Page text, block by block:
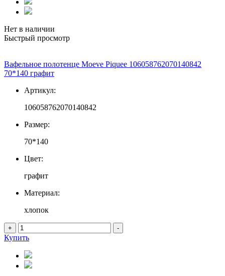
Нет в наличии
Быстрый просмотр
Вафельное полотенце Moeve Piquee 106058762070140842
70*140 графит
Артикул:
106058762070140842
Размер:
70*140
Цвет:
графит
Материал:
хлопок
+ -
Купить